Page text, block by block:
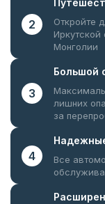
2
Откройте
Иркутской
Монголии
3
Большой
лишних
за
4
Все